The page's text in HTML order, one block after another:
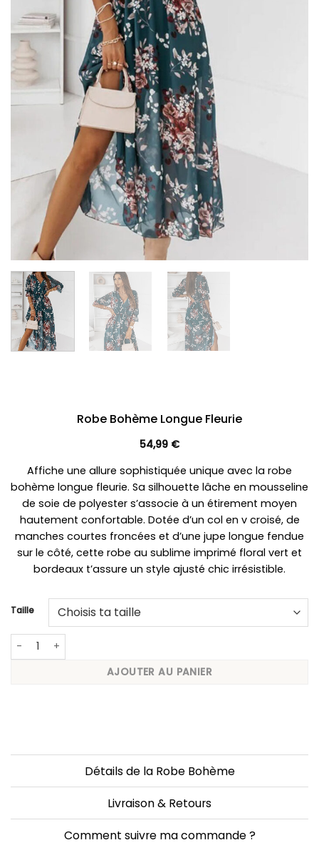
Robe Bohème Longue Fleurie
54,99 €
Affiche une allure sophistiquée unique avec la robe
bohème longue fleurie. Sa silhouette lâche en mousseline
de soie de polyester s’associe à un étirement moyen
hautement confortable. Dotée d’un col en v croisé, de
manches courtes froncées et d’une jupe longue fendue
sur le côté, cette robe au sublime imprimé floral vert et
bordeaux t’assure un style ajusté chic irrésistible.
Taille
quantité de Robe Bohème Longue Fleurie
AJOUTER AU PANIER
Détails de la Robe Bohème
Livraison & Retours
Comment suivre ma commande ?